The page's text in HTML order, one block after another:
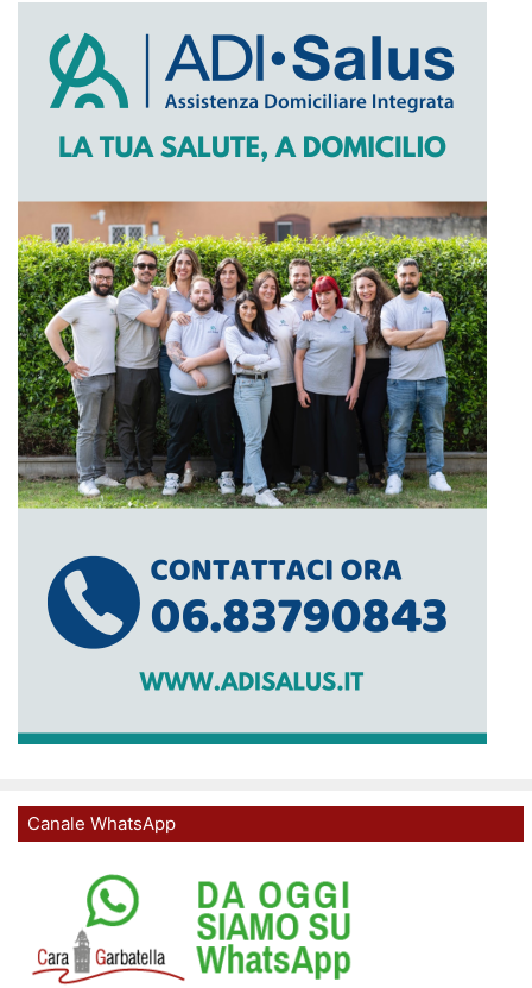
Canale WhatsApp